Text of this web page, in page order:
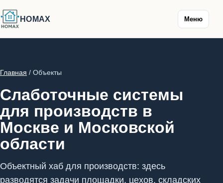
HOMAX Меню
Главная / Объекты
Слаботочные системы
для производств в
Москве и Московской
области
Объектный хаб для производств: здесь
разводятся задачи площадки, цехов, складских